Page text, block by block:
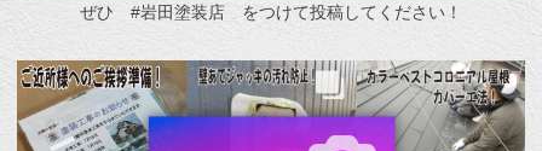
ぜひ #岩田塗装店 をつけて投稿してください！